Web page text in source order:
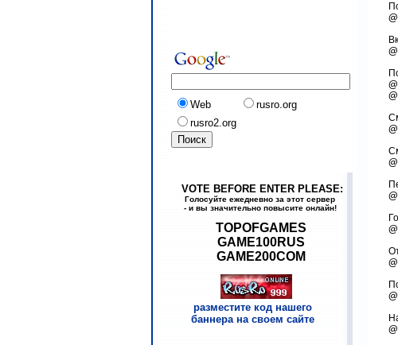
Web
rusro.org
rusro2.org
VOTE BEFORE ENTER PLEASE:
Голосуйте ежедневно за этот сервер
- и вы значительно повысите онлайн!
TOPOFGAMES
GAME100RUS
GAME200COM
разместите код нашего
баннера на своем сайте